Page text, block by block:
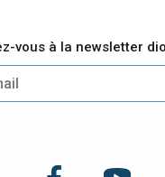
vous à la newsletter